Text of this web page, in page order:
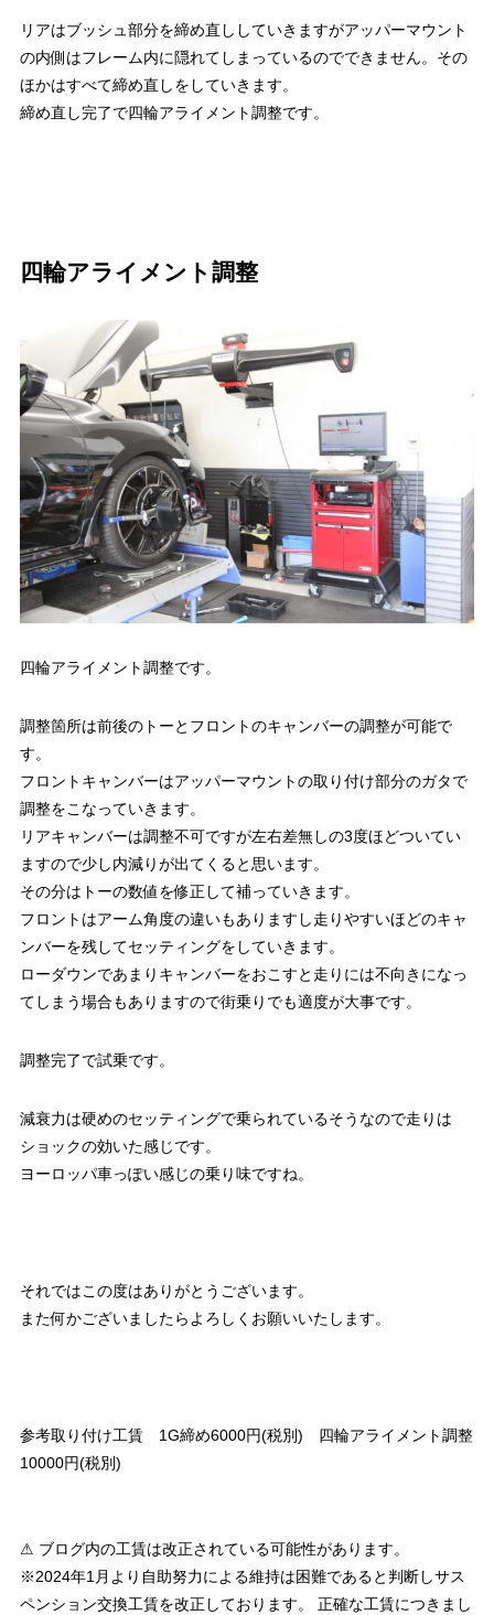
リアはブッシュ部分を締め直ししていきますがアッパーマウント
の内側はフレーム内に隠れてしまっているのでできません。その
ほかはすべて締め直しをしていきます。
締め直し完了で四輪アライメント調整です。
四輪アライメント調整
四輪アライメント調整です。
調整箇所は前後のトーとフロントのキャンバーの調整が可能で
す。
フロントキャンバーはアッパーマウントの取り付け部分のガタで
調整をこなっていきます。
リアキャンバーは調整不可ですが左右差無しの3度ほどついてい
ますので少し内減りが出てくると思います。
その分はトーの数値を修正して補っていきます。
フロントはアーム角度の違いもありますし走りやすいほどのキャ
ンバーを残してセッティングをしていきます。
ローダウンであまりキャンバーをおこすと走りには不向きになっ
てしまう場合もありますので街乗りでも適度が大事です。
調整完了で試乗です。
減衰力は硬めのセッティングで乗られているそうなので走りは
ショックの効いた感じです。
ヨーロッパ車っぽい感じの乗り味ですね。
それではこの度はありがとうございます。
また何かございましたらよろしくお願いいたします。
参考取り付け工賃 1G締め6000円(税別) 四輪アライメント調整
10000円(税別)
⚠ ブログ内の工賃は改正されている可能性があります。
※2024年1月より自助努力による維持は困難であると判断しサス
ペンション交換工賃を改正しております。 正確な工賃につきまし